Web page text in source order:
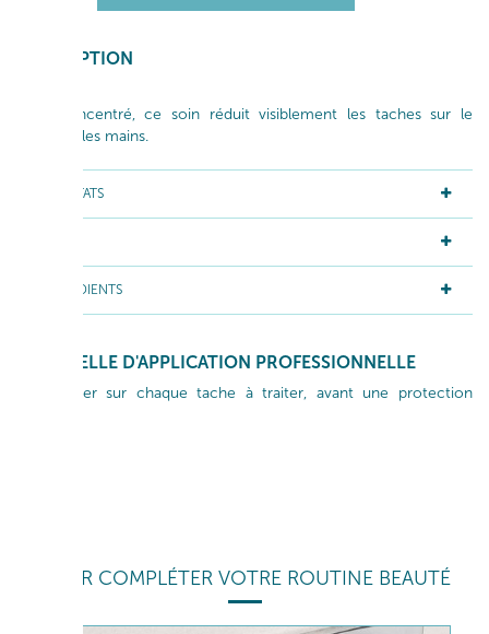
DESCRIPTION
Ultra concentré, ce soin réduit visiblement les taches sur le
visage et les mains.
RÉSULTATS
INGRÉDIENTS
GESTUELLE D'APPLICATION PROFESSIONNELLE
Appliquer sur chaque tache à traiter, avant une protection
POUR COMPLÉTER VOTRE ROUTINE BEAUTÉ